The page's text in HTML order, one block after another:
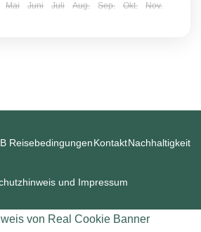
Mai Juni Juli Aug. Sep. Okt.
Nov.
ReisebedingungenKontaktNachhaltigkeit
und Impressum
von Real Cookie Banner